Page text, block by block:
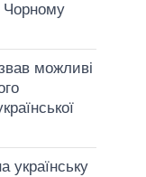
Чорному
можливі
українську